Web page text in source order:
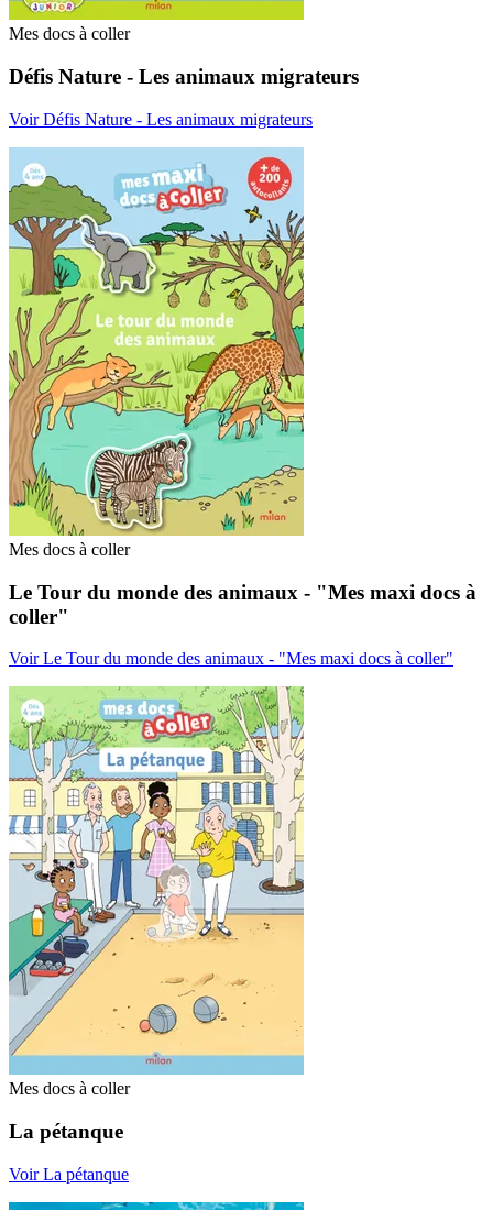
Mes docs à coller
Défis Nature - Les animaux migrateurs
Voir Défis Nature - Les animaux migrateurs
Mes docs à coller
Le Tour du monde des animaux - "Mes maxi docs à
coller"
Voir Le Tour du monde des animaux - "Mes maxi docs à coller"
Mes docs à coller
La pétanque
Voir La pétanque